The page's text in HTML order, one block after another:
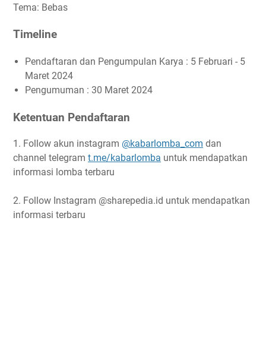
Tema: Bebas
Timeline
Pendaftaran dan Pengumpulan Karya : 5 Februari - 5
Maret 2024
Pengumuman : 30 Maret 2024
Ketentuan Pendaftaran
1. Follow akun instagram @kabarlomba_com dan
channel telegram t.me/kabarlomba untuk mendapatkan
informasi lomba terbaru
2. Follow Instagram @sharepedia.id untuk mendapatkan
informasi terbaru